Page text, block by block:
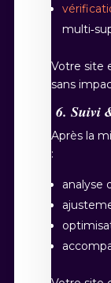
Votre site
sans
6. Suivi
Après la
:
analyse